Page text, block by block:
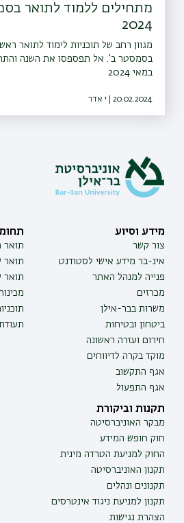
מתחילים ללמוד לתואר
2024
מגוון רחב של תוכניות לימוד לתואר
בסמסטר ב'. אל תפספסו את השנה
במאי 2024
20.02.2024 | י אדר
מידע וסיוע
צור קשר
אינ-בר מידע אישי לסטודנט
פנייה למנהל האתר
מכרזים
משרות בבר-אילן
ביטחון ובטיחות
חירום ועזרה ראשונה
מוקד בקרה לדיווחים
אגף התקשוב
אגף התפעול
תואר
תואר
תואר
תקנות וביקורת
מבקר האוניברסיטה
חוק חופש המידע
החוק למניעת הטרדה מינית
תקנון האוניברסיטה
תקנונים ונהלים
תקנון למניעת ניגוד אינטרסים
הצהרת נגישות